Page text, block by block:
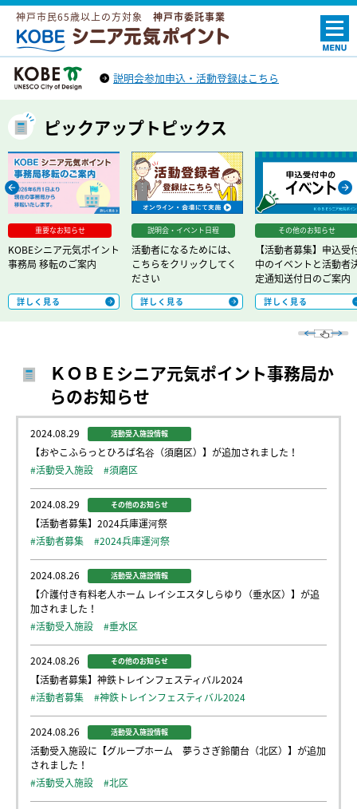
神戸市民65歳以上の方対象 神戸市委託事業
ＫＯＢＥシニア元気ポイント
（外部リンク）
説明会参加申込・活動登録はこちら
ピックアップトピックス
Prev
重要なお知らせ
KOBEシニア元気ポイント
事務局 移転のご案内
詳しく見る
説明会・イベント日程
活動者になるためには、
こちらをクリックしてく
ださい
詳しく見る
その他のお知らせ
【活動者募集】申込受
中のイベントと活動者
定通知送付日のご案内
詳しく見る
Next
ＫＯＢＥシニア元気ポイント事務局か
らのお知らせ
2024.08.29 活動受入施設情報
【おやこふらっとひろば名谷（須磨区）】が追加されました！
#活動受入施設
#須磨区
2024.08.29 その他のお知らせ
【活動者募集】2024兵庫運河祭
#活動者募集
#2024兵庫運河祭
2024.08.26 活動受入施設情報
【介護付き有料老人ホーム レイシエスタしらゆり（垂水区）】が追
加されました！
#活動受入施設
#垂水区
2024.08.26 その他のお知らせ
【活動者募集】神鉄トレインフェスティバル2024
#活動者募集
#神鉄トレインフェスティバル2024
2024.08.26 活動受入施設情報
活動受入施設に【グループホーム 夢うさぎ鈴蘭台（北区）】が追加
されました！
#活動受入施設
#北区